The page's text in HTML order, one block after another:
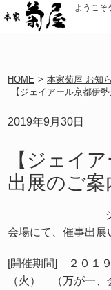
ようこそ
HOME > 本家菊屋 お知
【ジェイアール京都伊
2019年9月30日
【ジェイ
出展のご案
会場にて、催事出展
[開催期間] ２０１
（火） （万が一、